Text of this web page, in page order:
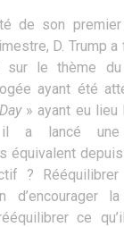
de son
D. Trump
sur le thème du
ayant été
» ayant eu lieu
a lancé une
équivalent
?
d’encourager
ce